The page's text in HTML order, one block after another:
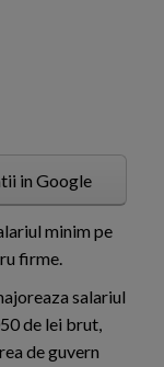
in Google
minim pe
firme.
salariul
de lei brut,
de guvern